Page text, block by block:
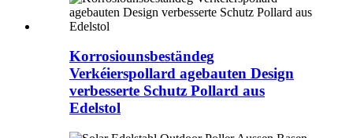
Korrosiounsbeständeg
Verkéierspollard agebauten Design
verbesserte Schutz Pollard aus
Edelstol